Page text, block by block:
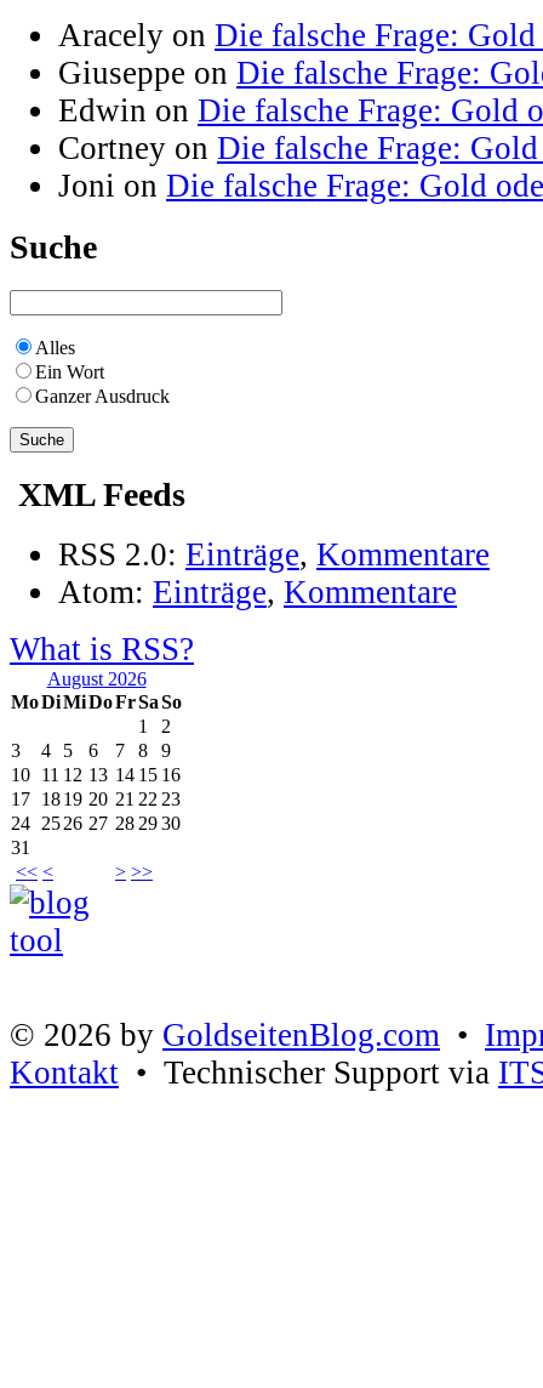
Aracely on Die falsche Frage:
Giuseppe on Die falsche Frage:
Edwin on Die falsche Frage: Gold
Cortney on Die falsche Frage:
Joni on Die falsche Frage: Gold
Suche
Alles
Ein Wort
Ganzer Ausdruck
XML Feeds
RSS 2.0: Einträge, Kommentare
Atom: Einträge, Kommentare
What is RSS?
August 2026
MoDiMiDoFrSaSo
<< < > >>
1
2
3
4 5 6 7 8
9
10 11 12 13 14 15 16
17 1819 20 21 22 23
24 2526 27 28 2930
31
© 2026 by GoldseitenBlog.com •
Kontakt • Technischer Support via